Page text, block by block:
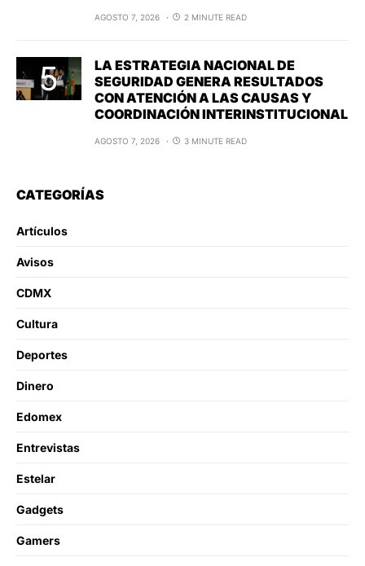
AGOSTO 7, 2026 2 MINUTE READ
LA ESTRATEGIA NACIONAL DE
SEGURIDAD GENERA RESULTADOS
CON ATENCIÓN A LAS CAUSAS Y
COORDINACIÓN INTERINSTITUCIONAL
AGOSTO 7, 2026 3 MINUTE READ
CATEGORÍAS
Artículos
Avisos
CDMX
Cultura
Deportes
Dinero
Edomex
Entrevistas
Estelar
Gadgets
Gamers